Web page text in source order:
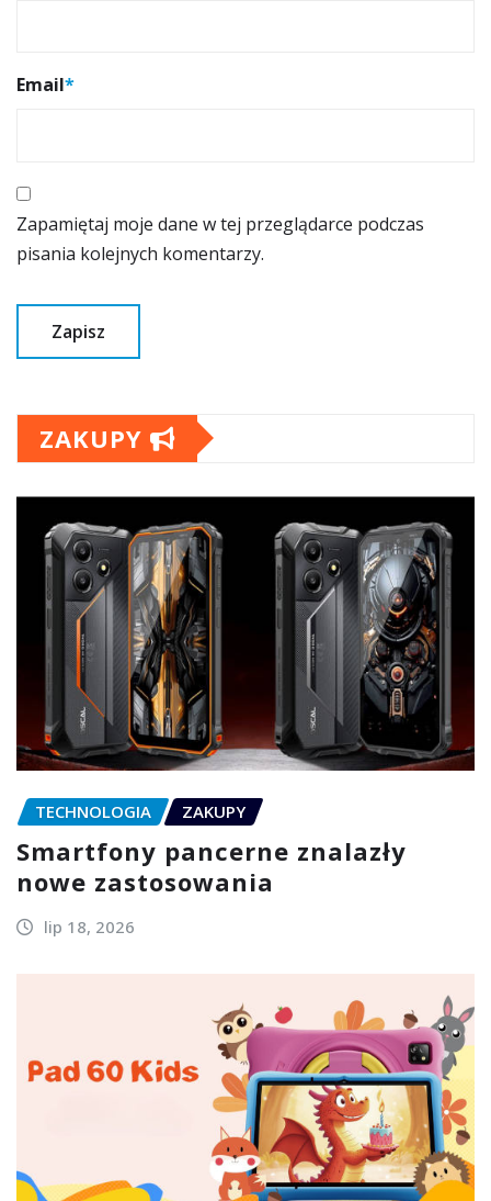
Email*
Zapamiętaj moje dane w tej przeglądarce podczas
pisania kolejnych komentarzy.
ZAKUPY
TECHNOLOGIA ZAKUPY
Smartfony pancerne znalazły
nowe zastosowania
lip 18, 2026